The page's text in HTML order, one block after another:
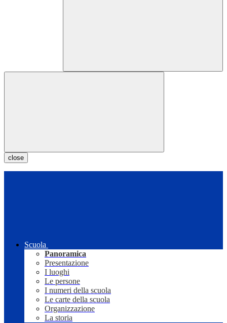
close
Scuola
Panoramica
Presentazione
I luoghi
Le persone
I numeri della scuola
Le carte della scuola
Organizzazione
La storia